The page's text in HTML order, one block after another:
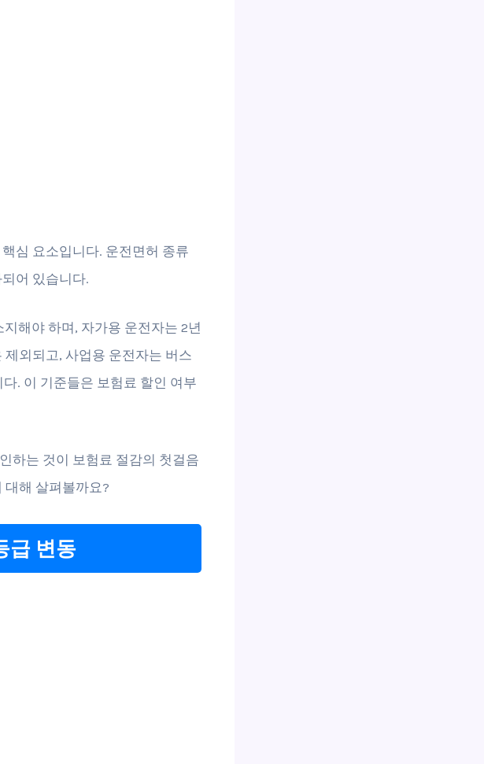
심 요소입니다. 운전면허 종류
어 있습니다.
해야 하며, 자가용 운전자는 2년
외되고, 사업용 운전자는 버스
. 이 기준들은 보험료 할인 여부
하는 것이 보험료 절감의 첫걸음
대해 살펴볼까요?
급 변동